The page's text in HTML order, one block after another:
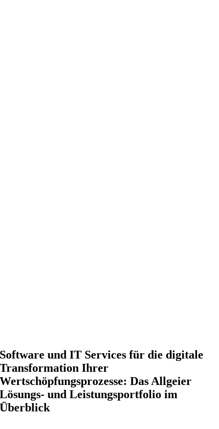
Software und IT Services für die digitale
Transformation Ihrer
Wertschöpfungsprozesse: Das Allgeier
Lösungs- und Leistungsportfolio im
Überblick